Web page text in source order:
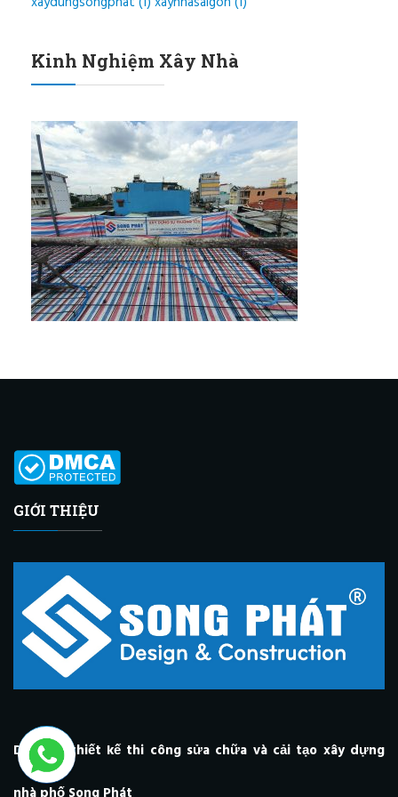
Kinh Nghiệm Xây Nhà
GIỚI THIỆU
Dịch Vụ thiết kế thi công sửa chữa và cải tạo xây dựng